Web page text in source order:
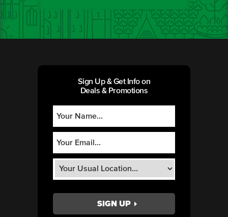
Sign Up & Get Info on
Deals & Promotions